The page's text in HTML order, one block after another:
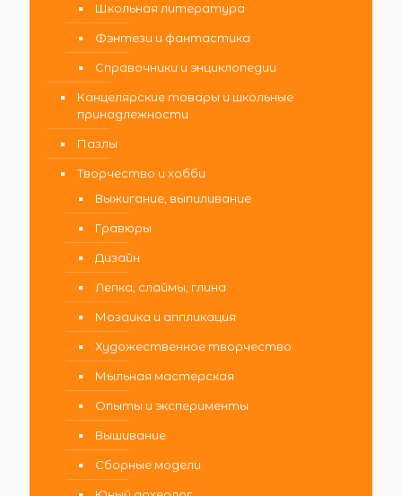
Школьная литература
Фэнтези и фантастика
Справочники и энциклопедии
Канцелярские товары и школьные
принадлежности
Пазлы
Творчество и хобби
Выжигание, выпиливание
Гравюры
Дизайн
Лепка, слаймы, глина
Мозаика и аппликация
Художественное творчество
Мыльная мастерская
Опыты и эксперименты
Вышивание
Сборные модели